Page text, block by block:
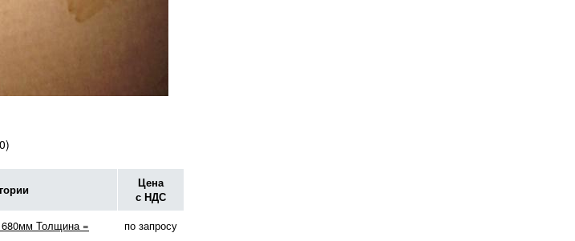
Цена
с НДС
Толщина =
по запросу